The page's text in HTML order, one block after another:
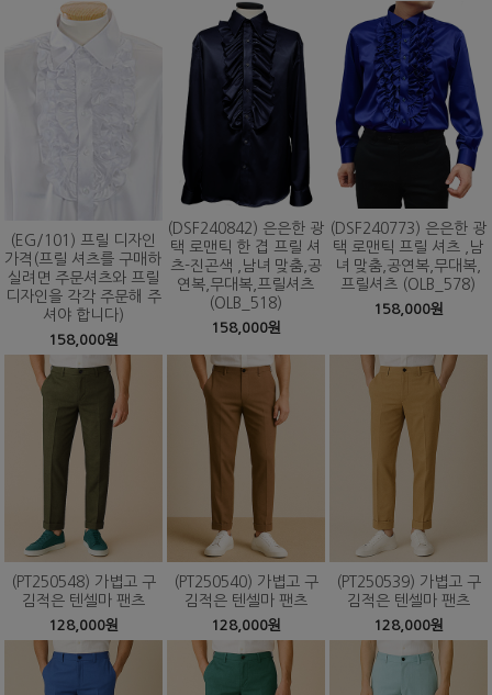
(EG/101) 프릴 디자인
가격(프릴 셔츠를 구매하
실려면 주문셔츠와 프릴
디자인을 각각 주문해 주
셔야 합니다)
158,000원
(DSF240842) 은은한 광
택 로맨틱 한 겹 프릴 셔
츠-진곤색 ,남녀 맞춤,공
연복,무대복,프릴셔츠
(OLB_518)
158,000원
(DSF240773) 은은한 광
택 로맨틱 프릴 셔츠 ,남
녀 맞춤,공연복,무대복,
프릴셔츠 (OLB_578)
158,000원
(PT250548) 가볍고 구
김적은 텐셀마 팬츠
128,000원
(PT250540) 가볍고 구
김적은 텐셀마 팬츠
128,000원
(PT250539) 가볍고 구
김적은 텐셀마 팬츠
128,000원